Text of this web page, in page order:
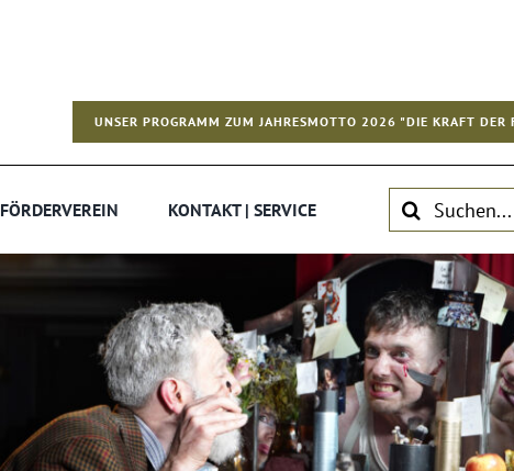
UNSER PROGRAMM ZUM JAHRESMOTTO 2026 "DIE KRAFT DER
FÖRDERVEREIN KONTAKT | SERVICE
Suche
nach: